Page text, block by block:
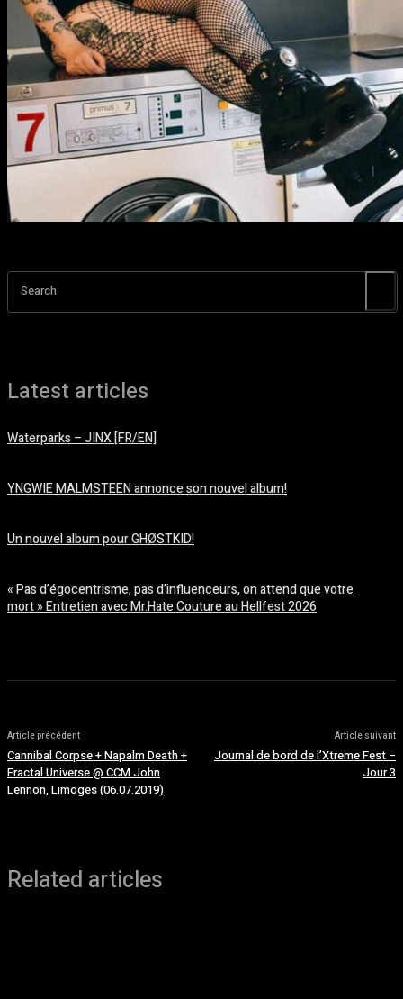
Search
Latest articles
Waterparks – JINX [FR/EN]
YNGWIE MALMSTEEN annonce son nouvel album!
Un nouvel album pour GHØSTKID!
« Pas d’égocentrisme, pas d’influenceurs, on attend que votre
mort » Entretien avec Mr.Hate Couture au Hellfest 2026
Article précédent
Cannibal Corpse + Napalm Death +
Fractal Universe @ CCM John
Lennon, Limoges (06.07.2019)
Article suivant
Journal de bord de l’Xtreme Fest –
Jour 3
Related articles